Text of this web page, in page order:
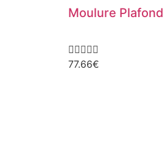
Moulure

77.66€